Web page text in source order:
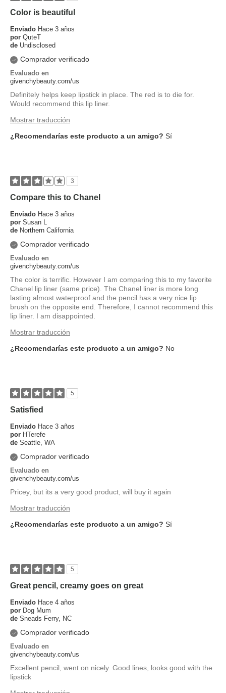
Color is beautiful
Enviado Hace 3 años
por QuteT
de Undisclosed
Comprador verificado
Evaluado en
givenchybeauty.com/us
Definitely helps keep lipstick in place. The red is to die for.
Would recommend this lip liner.
Mostrar traducción
¿Recomendarías este producto a un amigo? Sí
3
Compare this to Chanel
Enviado Hace 3 años
por Susan L
de Northern California
Comprador verificado
Evaluado en
givenchybeauty.com/us
The color is terrific. However I am comparing this to my favorite
Chanel lip liner (same price). The Chanel liner is more long
lasting almost waterproof and the pencil has a very nice lip
brush on the opposite end. Therefore, I cannot recommend this
lip liner. I am disappointed.
Mostrar traducción
¿Recomendarías este producto a un amigo? No
5
Satisfied
Enviado Hace 3 años
por HTerefe
de Seattle, WA
Comprador verificado
Evaluado en
givenchybeauty.com/us
Pricey, but its a very good product, will buy it again
Mostrar traducción
¿Recomendarías este producto a un amigo? Sí
5
Great pencil, creamy goes on great
Enviado Hace 4 años
por Dog Mum
de Sneads Ferry, NC
Comprador verificado
Evaluado en
givenchybeauty.com/us
Excellent pencil, went on nicely. Good lines, looks good with the
lipstick